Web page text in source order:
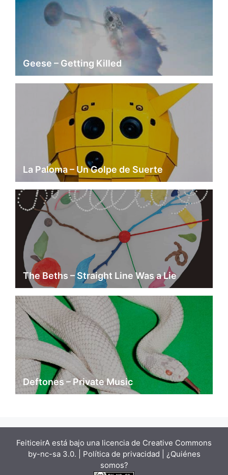
Geese – Getting Killed
La Paloma – Un Golpe de Suerte
The Beths – Straight Line Was a Lie
Deftones – Private Music
FeiticeirA está bajo una licencia de Creative Commons
by-nc-sa 3.0. | Política de privacidad | ¿Quiénes
somos?